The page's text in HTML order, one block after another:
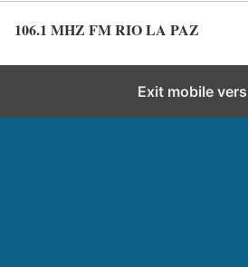
106.1 MHZ FM RIO LA PAZ
Exit mobile